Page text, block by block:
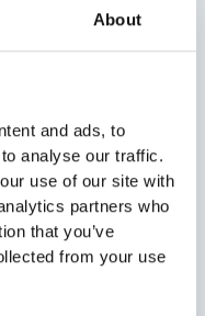
About
and ads, to
analyse our traffic.
use of our site with
partners who
that you’ve
from your use
la scaderea
traficul urban este o
i astfel
ale muncii